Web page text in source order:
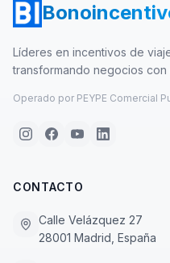
Líderes en incentivos de
transformando negocios
Operado por PEYPE Comercial
CONTACTO
Calle Velázquez 27
28001 Madrid, España